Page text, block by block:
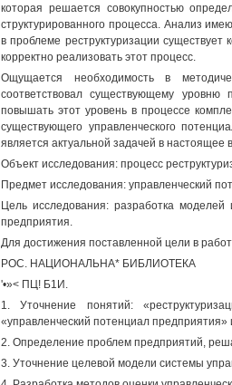
которая решается совокупностью
структурированного процесса. Анализ
в проблеме реструктуризации
корректно реализовать этот процесс.
Ощущается необходимость в
соответствовал существующему
повышать этот уровень в процессе
существующего управленческого
является актуальной задачей в настоящее
Объект исследования: процесс
Предмет исследования: управленческий
Цель исследования: разработка моделей
предприятия.
Для достижения поставленной цели в
РОС. НАЦИОНАЛЬНА* БИБЛИОТЕКА
'•»< ПЦ! Б1И.
1. Уточнение понятий:
«управленческий потенциал
2. Определение проблем предприятий,
3. Уточнение целевой модели системы